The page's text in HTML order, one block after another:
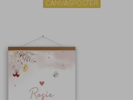
CANVASPOSTER